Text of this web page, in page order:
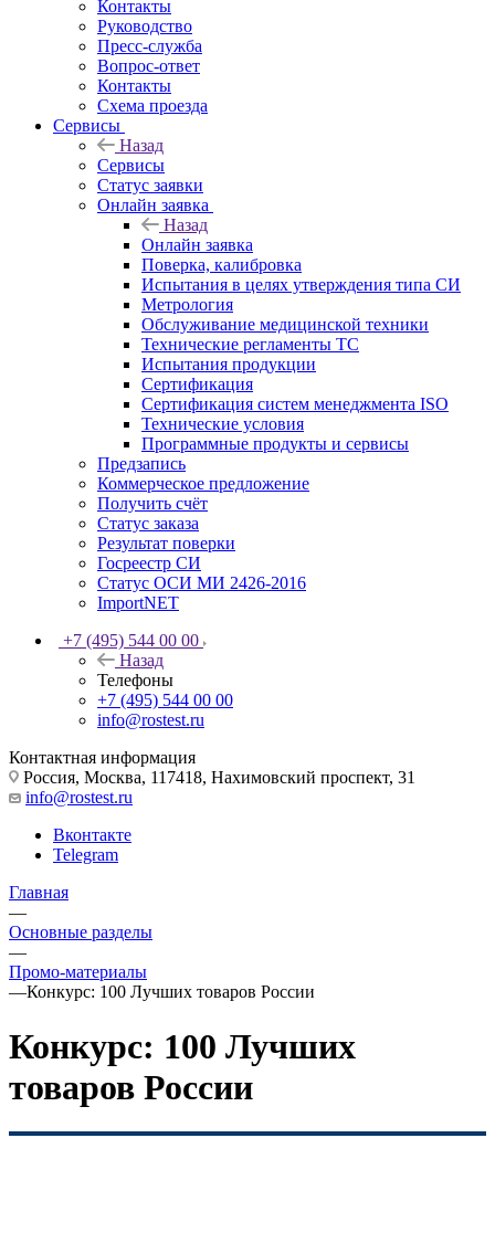
Контакты
Руководство
Пресс-служба
Вопрос-ответ
Контакты
Схема проезда
Сервисы
Назад
Сервисы
Статус заявки
Онлайн заявка
Назад
Онлайн заявка
Поверка, калибровка
Испытания в целях утверждения типа СИ
Метрология
Обслуживание медицинской техники
Технические регламенты ТС
Испытания продукции
Сертификация
Сертификация систем менеджмента ISO
Технические условия
Программные продукты и сервисы
Предзапись
Коммерческое предложение
Получить счёт
Статус заказа
Результат поверки
Госреестр СИ
Статус ОСИ МИ 2426-2016
ImportNET
+7 (495) 544 00 00
Назад
Телефоны
+7 (495) 544 00 00
info@rostest.ru
Контактная информация
Россия, Москва, 117418, Нахимовский проспект, 31
info@rostest.ru
Вконтакте
Telegram
Главная
—
Основные разделы
—
Промо-материалы
—Конкурс: 100 Лучших товаров России
Конкурс: 100 Лучших
товаров России